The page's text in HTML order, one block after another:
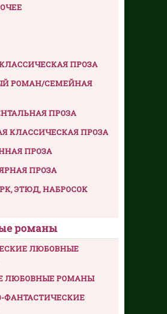
ПРОЗА
РОМАН/СЕМЕЙНАЯ
ПРОЗА
КЛАССИЧЕСКАЯ ПРОЗА
ПРОЗА
ПРОЗА
ЭТЮД, НАБРОСОК
романы
ЛЮБОВНЫЕ
ЛЮБОВНЫЕ РОМАНЫ
ФАНТАСТИЧЕСКИЕ